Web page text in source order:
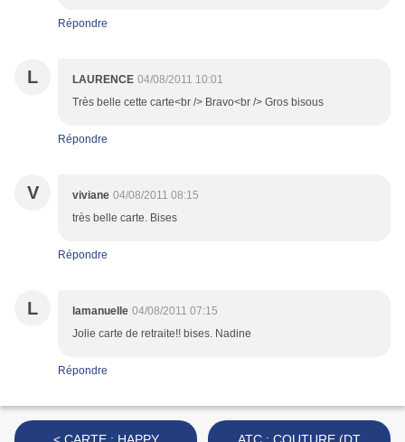
Répondre
L LAURENCE 04/08/2011 10:01
Très belle cette carte<br /> Bravo<br /> Gros bisous
Répondre
V viviane 04/08/2011 08:15
très belle carte. Bises
Répondre
L lamanuelle 04/08/2011 07:15
Jolie carte de retraite!! bises. Nadine
Répondre